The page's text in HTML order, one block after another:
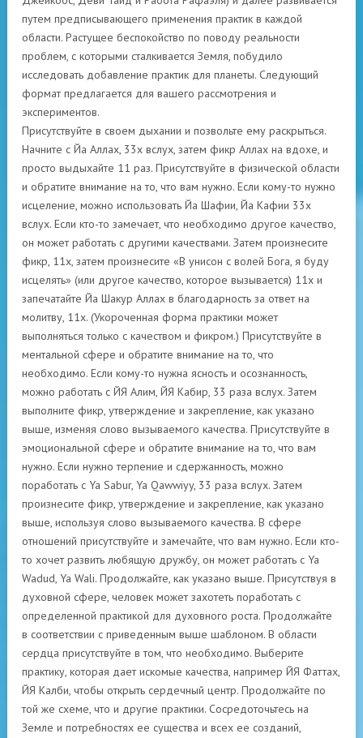
путем предписывающего применения практик в каждой
области. Растущее беспокойство по поводу реальности
проблем, с которыми сталкивается Земля, побудило
исследовать добавление практик для планеты. Следующий
формат предлагается для вашего рассмотрения и
экспериментов.
Присутствуйте в своем дыхании и позвольте ему раскрыться.
Начните с Йа Аллах, 33x вслух, затем фикр Аллах на вдохе, и
просто выдыхайте 11 раз. Присутствуйте в физической области
и обратите внимание на то, что вам нужно. Если кому-то нужно
исцеление, можно использовать Йа Шафии, Йа Кафии 33x
вслух. Если кто-то замечает, что необходимо другое качество,
он может работать с другими качествами. Затем произнесите
фикр, 11x, затем произнесите «В унисон с волей Бога, я буду
исцелять» (или другое качество, которое вызывается) 11x и
запечатайте Йа Шакур Аллах в благодарность за ответ на
молитву, 11x. (Укороченная форма практики может
выполняться только с качеством и фикром.) Присутствуйте в
ментальной сфере и обратите внимание на то, что
необходимо. Если кому-то нужна ясность и осознанность,
можно работать с ЙЯ Алим, ЙЯ Кабир, 33 раза вслух. Затем
выполните фикр, утверждение и закрепление, как указано
выше, изменяя слово вызываемого качества. Присутствуйте в
эмоциональной сфере и обратите внимание на то, что вам
нужно. Если нужно терпение и сдержанность, можно
поработать с Ya Sabur, Ya Qawwiyy, 33 раза вслух. Затем
произнесите фикр, утверждение и закрепление, как указано
выше, используя слово вызываемого качества. В сфере
отношений присутствуйте и замечайте, что вам нужно. Если кто-
то хочет развить любящую дружбу, он может работать с Ya
Wadud, Ya Wali. Продолжайте, как указано выше. Присутствуя в
духовной сфере, человек может захотеть поработать с
определенной практикой для духовного роста. Продолжайте
в соответствии с приведенным выше шаблоном. В области
сердца присутствуйте в том, что необходимо. Выберите
практику, которая дает искомые качества, например ЙЯ Фаттах,
ЙЯ Калби, чтобы открыть сердечный центр. Продолжайте по
той же схеме, что и другие практики. Сосредоточьтесь на
Земле и потребностях ее существа и всех ее созданий,